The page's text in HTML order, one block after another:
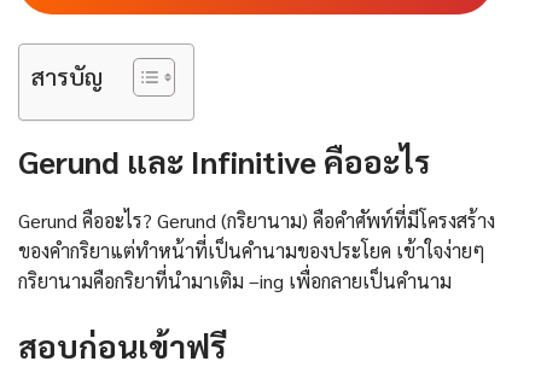
สารบัญ
Gerund และ Infinitive คืออะไร
Gerund คืออะไร? Gerund (กริยานาม) คือคำศัพท์ที่มีโครงสร้าง
ของคำกริยาแต่ทำหน้าที่เป็นคำนามของประโยค เข้าใจง่ายๆ
กริยานามคือกริยาที่นำมาเติม –ing เพื่อกลายเป็นคำนาม
สอบก่อนเข้าฟรี